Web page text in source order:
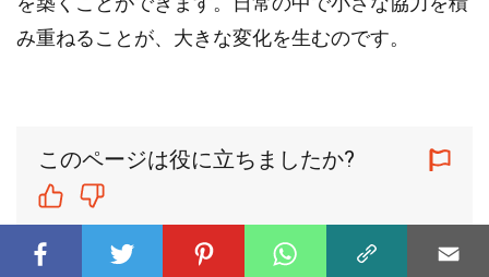
み重ねることが、大きな変化を生むのです。
このページは役に立ちましたか?